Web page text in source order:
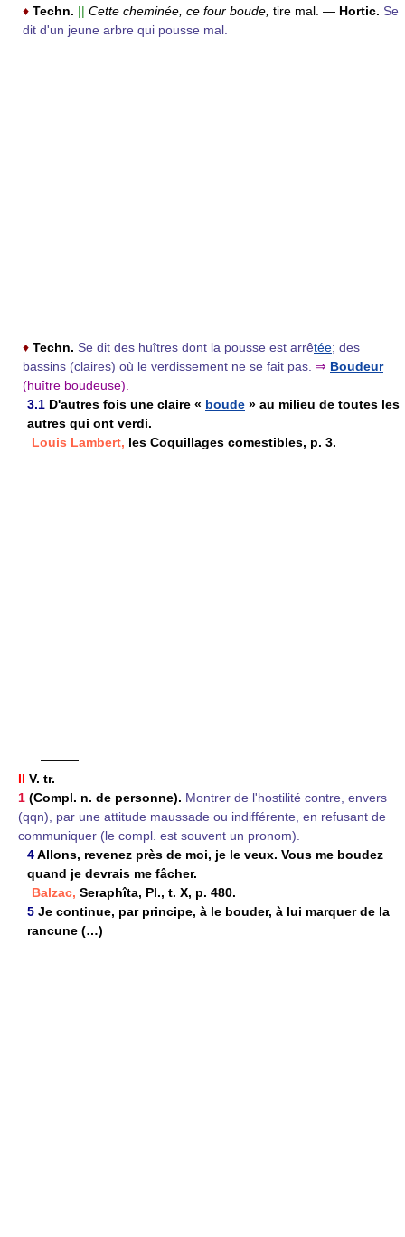
♦ Techn. || Cette cheminée, ce four boude, tire mal. — Hortic. Se
dit d'un jeune arbre qui pousse mal.
♦ Techn. Se dit des huîtres dont la pousse est arrêtée; des
bassins (claires) où le verdissement ne se fait pas. ⇒ Boudeur
(huître boudeuse).
3.1 D'autres fois une claire « boude » au milieu de toutes les
autres qui ont verdi.
Louis Lambert, les Coquillages comestibles, p. 3.
———
II V. tr.
1 (Compl. n. de personne). Montrer de l'hostilité contre, envers
(qqn), par une attitude maussade ou indifférente, en refusant de
communiquer (le compl. est souvent un pronom).
4Allons, revenez près de moi, je le veux. Vous me boudez
quand je devrais me fâcher.
Balzac, Seraphîta, Pl., t. X, p. 480.
5 Je continue, par principe, à le bouder, à lui marquer de la
rancune (…)